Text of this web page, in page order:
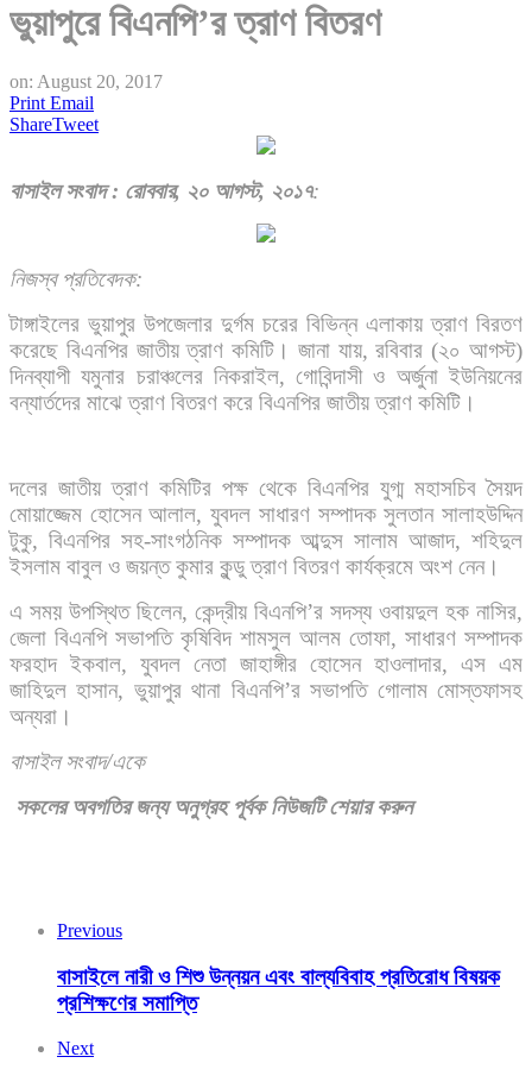
ভুয়াপুরে বিএনপি’র ত্রাণ বিতরণ
on: August 20, 2017
Print Email
ShareTweet
বাসাইল সংবাদ: রোববার, ২০ আগস্ট, ২০১৭:
নিজস্ব প্রতিবেদক:
টাঙ্গাইলের ভুয়াপুর উপজেলার দুর্গম চরের বিভিন্ন এলাকায় ত্রাণ বিরতণ
করেছে বিএনপির জাতীয় ত্রাণ কমিটি। জানা যায়, রবিবার (২০ আগস্ট)
দিনব্যাপী যমুনার চরাঞ্চলের নিকরাইল, গোবিন্দাসী ও অর্জুনা ইউনিয়নের
বন্যার্তদের মাঝে ত্রাণ বিতরণ করে বিএনপির জাতীয় ত্রাণ কমিটি।
দলের জাতীয় ত্রাণ কমিটির পক্ষ থেকে বিএনপির যুগ্ম মহাসচিব সৈয়দ
মোয়াজ্জেম হোসেন আলাল, যুবদল সাধারণ সম্পাদক সুলতান সালাহউদ্দিন
টুকু, বিএনপির সহ-সাংগঠনিক সম্পাদক আব্দুস সালাম আজাদ, শহিদুল
ইসলাম বাবুল ও জয়ন্ত কুমার কুন্ডু ত্রাণ বিতরণ কার্যক্রমে অংশ নেন।
এ সময় উপস্থিত ছিলেন, কেন্দ্রীয় বিএনপি’র সদস্য ওবায়দুল হক নাসির,
জেলা বিএনপি সভাপতি কৃষিবিদ শামসুল আলম তোফা, সাধারণ সম্পাদক
ফরহাদ ইকবাল, যুবদল নেতা জাহাঙ্গীর হোসেন হাওলাদার, এস এম
জাহিদুল হাসান, ভুয়াপুর থানা বিএনপি’র সভাপতি গোলাম মোস্তফাসহ
অন্যরা।
বাসাইল সংবাদ/একে
সকলের অবগতির জন্য অনুগ্রহ পূর্বক নিউজটি শেয়ার করুন
Previous
বাসাইলে নারী ও শিশু উন্নয়ন এবং বাল্যবিবাহ প্রতিরোধ বিষয়ক
প্রশিক্ষণের সমাপ্তি
Next